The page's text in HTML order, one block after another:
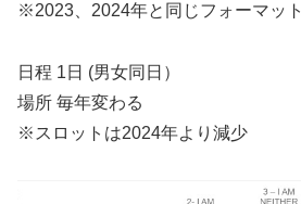
※2023、2024年と同じフォーマット
日程 1日 (男女同日）
場所 毎年変わる
※スロットは2024年より減少